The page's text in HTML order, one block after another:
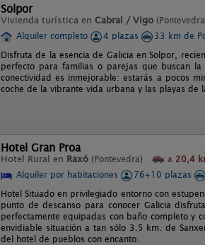
Solpor
Vivienda turística en Cabral / Vigo
Alquiler completo
4 plazas 33 km de
Disfruta de la esencia de Galicia en Solpor,
perfecto para familias o parejas que buscan
conectividad es inmejorable: estarás a pocos
coche de la vibrante vida urbana y las playas de
Hotel Gran Proa
Hotel Rural en Raxó (Pontevedra) a 20,4
Alquiler por habitaciones
76+10 plazas
Hotel Situado en privilegiado entorno con
punto de descanso para conocer Galicia
perfectamente equipadas con baño completo y
envidiable situación a tan sólo 3.5 km. de
del hotel de pueblos con encanto.